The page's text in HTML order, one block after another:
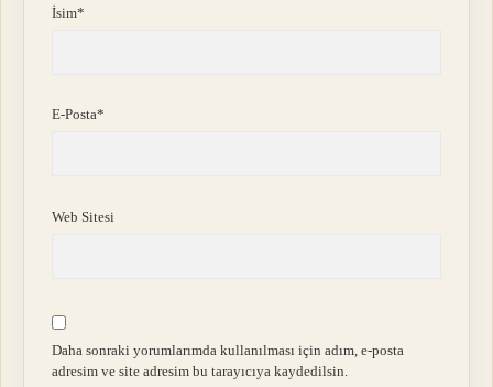
İsim*
E-Posta*
Web Sitesi
Daha sonraki yorumlarımda kullanılması için adım, e-posta
adresim ve site adresim bu tarayıcıya kaydedilsin.